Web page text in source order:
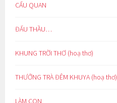
CẨU QUAN
ĐẤU THẦU…
KHUNG TRỜI THƠ (hoạ thơ)
THƯỞNG TRÀ ĐÊM KHUYA (hoạ thơ)
LÀM CON